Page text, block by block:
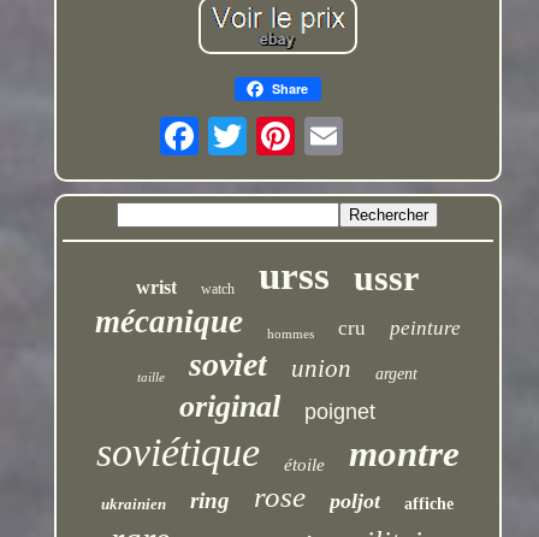
Share
wrist watch urss ussr
mécanique hommes cru peinture
taille soviet union argent
original poignet
soviétique étoile montre
ukrainien ring rose poljot affiche